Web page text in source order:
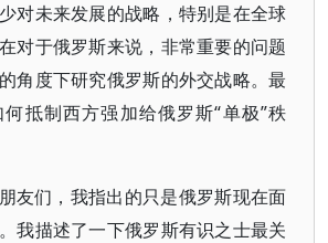
对未来发展的战略，特别是在全球
对于俄罗斯来说，非常重要的问题
角度下研究俄罗斯的外交战略。最
抵制西方强加给俄罗斯“单极”秩
友们，我指出的只是俄罗斯现在面
我描述了一下俄罗斯有识之士最关